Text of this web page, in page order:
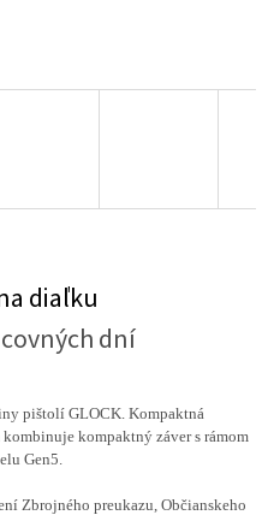
diaľku
dní
pištolí GLOCK. Kompaktná
kompaktný záver s rámom
Gen5.
Zbrojného preukazu, Občianskeho